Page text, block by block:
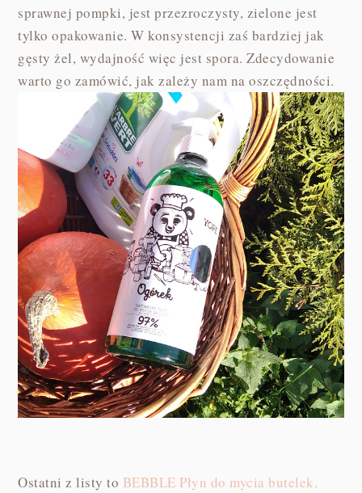
sprawnej pompki, jest przezroczysty, zielone jest
tylko opakowanie. W konsystencji zaś bardziej jak
gęsty żel, wydajność więc jest spora. Zdecydowanie
warto go zamówić, jak zależy nam na oszczędności.
Ostatni z listy to BEBBLE Płyn do mycia butelek,